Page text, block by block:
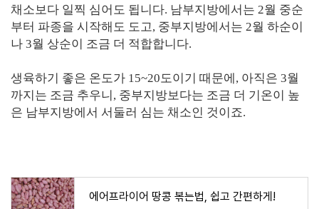
채소보다 일찍 심어도 됩니다. 남부지방에서는 2월 중순
부터 파종을 시작해도 도고, 중부지방에서는 2월 하순이
나 3월 상순이 조금 더 적합합니다.
생육하기 좋은 온도가 15~20도이기 때문에, 아직은 3월
까지는 조금 추우니, 중부지방보다는 조금 더 기온이 높
은 남부지방에서 서둘러 심는 채소인 것이죠.
에어프라이어 땅콩 볶는법, 쉽고 간편하게!